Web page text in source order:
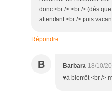
donc <br /> <br /> (dès
attendant <br /> puis
Répondre
B Barbara 18/10/
♥à bientôt <br />